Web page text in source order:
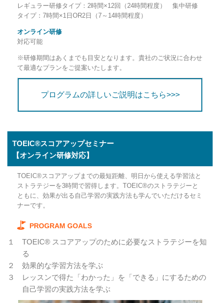
レギュラー研修タイプ：2時間×12回（24時間程度） 集中研修
タイプ：7時間×1日OR2日（7～14時間程度）
オンライン研修
対応可能
※研修期間はあくまでも目安となります。貴社のご状況に合わせ
て最適なプランをご提案いたします。
プログラムの詳しいご説明はこちら>>>
TOEIC®スコアアップセミナー
【オンライン研修対応】
TOEIC®スコアアップまでの最短距離、明日から使える学習法と
ストラテジーを3時間で習得します。TOEIC®のストラテジーと
ともに、効果が出る自己学習の実践方法も学んでいただけるセミ
ナーです。
PROGRAM GOALS
１
TOEIC® スコアアップのために必要なストラテジーを知
る
２
効果的な学習方法を学ぶ
３
レッスンで得た「わかった」を「できる」にするための
自己学習の実践方法を学ぶ